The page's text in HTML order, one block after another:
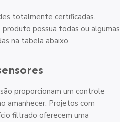
totalmente certificadas.
possua todas ou algumas
na tabela abaixo.
proporcionam um controle
amanhecer. Projetos com
filtrado oferecem uma